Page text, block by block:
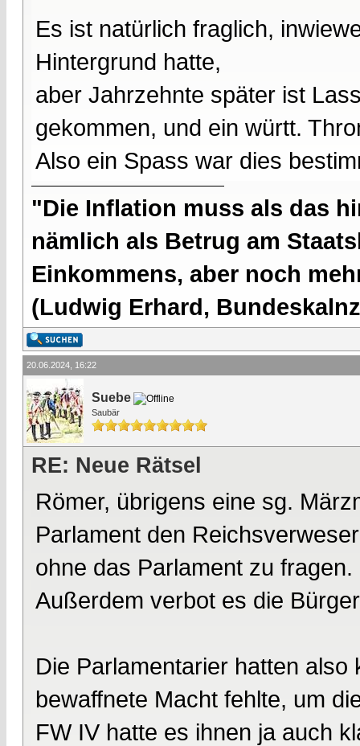
Es ist natürlich fraglich,
Hintergrund hatte,
aber Jahrzehnte später ist
gekommen, und ein württ.
Also ein Spass war dies
"Die Inflation muss als das
nämlich als Betrug am
Einkommens, aber noch
(Ludwig Erhard,
20.06.2024, 16:22
Suebe
Saubär
RE: Neue Rätsel
Römer, übrigens eine sg.
Parlament den
ohne das Parlament zu fragen.
Außerdem verbot es die
Die Parlamentarier hatten
bewaffnete Macht fehlte, um
FW IV hatte es ihnen ja auch